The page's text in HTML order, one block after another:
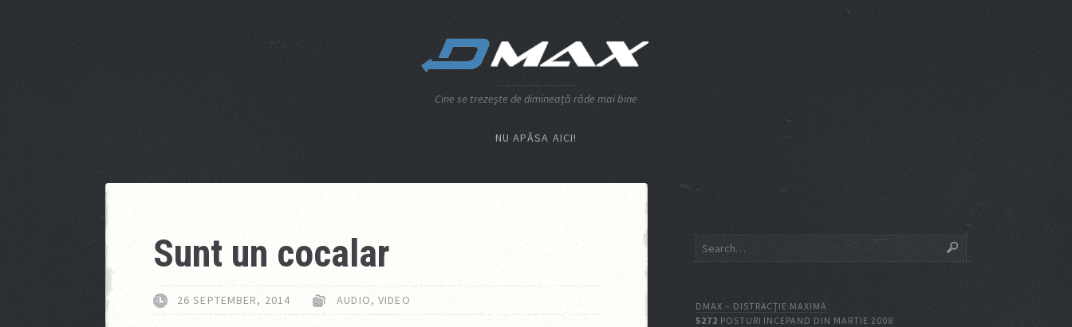
Cine se trezeşte de dimineaţă râde mai bine
NU APĂSA AICI!
Sunt un cocalar
26 SEPTEMBER, 2014 AUDIO,VIDEO
DMAX – DISTRACŢIE MAXIMĂ
5272 POSTURI INCEPAND DIN MARTIE 2008